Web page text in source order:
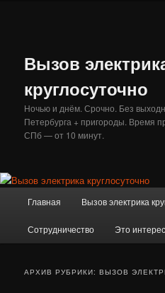
Вызов
круглосуточно
Ночью и днём. Срочно. Без
Петербурга + пригороды. Время
СПб — от 10 минут.
Главная Вызов электрика
Сотрудничество Это
АРХИВ РУБРИКИ:ВЫЗОВ